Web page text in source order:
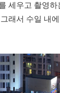
세우고 촬영하
래서 수일 내에